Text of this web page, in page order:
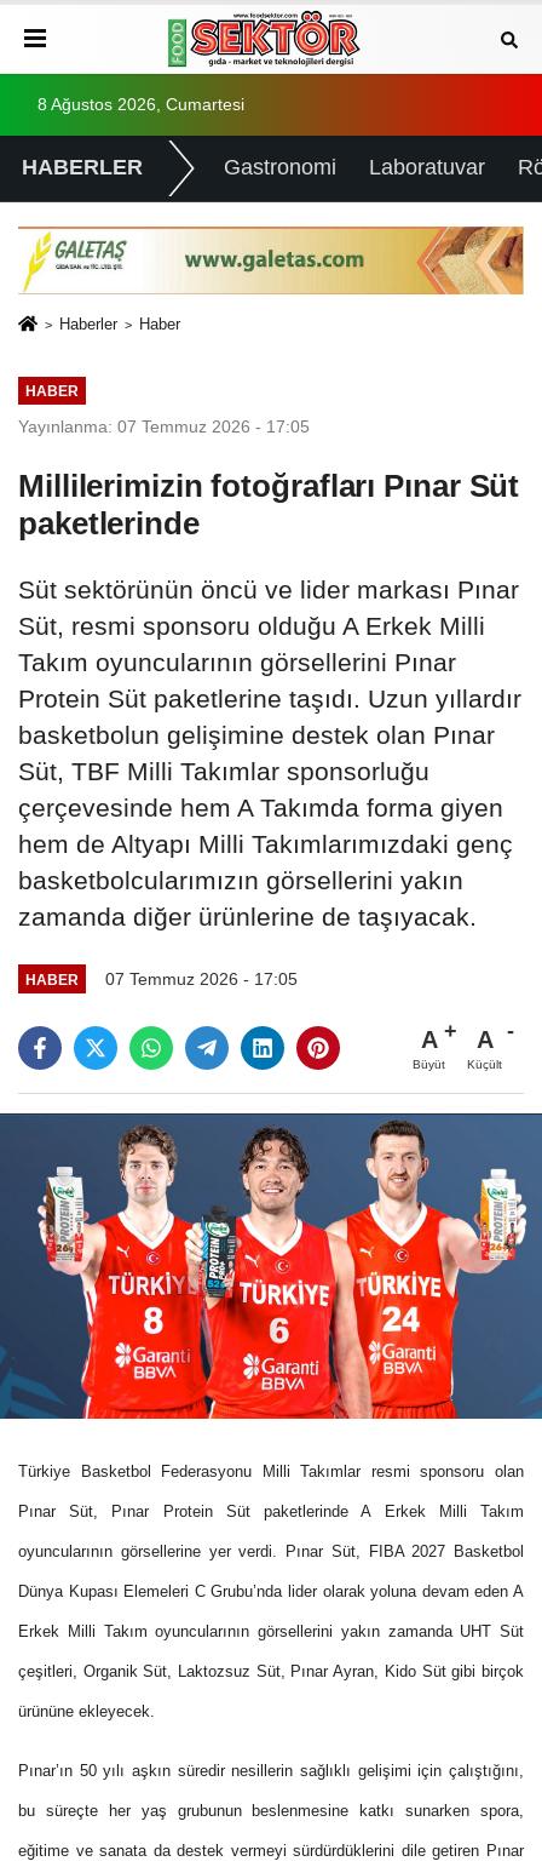
8 Ağustos 2026, Cumartesi
HABERLER Gastronomi Laboratuvar
Haberler Haber
HABER
Yayınlanma: 07 Temmuz 2026 - 17:05
Millilerimizin fotoğrafları Pınar Süt
paketlerinde
Süt sektörünün öncü ve lider markası Pınar
Süt, resmi sponsoru olduğu A Erkek Milli
Takım oyuncularının görsellerini Pınar
Protein Süt paketlerine taşıdı. Uzun yıllardır
basketbolun gelişimine destek olan Pınar
Süt, TBF Milli Takımlar sponsorluğu
çerçevesinde hem A Takımda forma giyen
hem de Altyapı Milli Takımlarımızdaki genç
basketbolcularımızın görsellerini yakın
zamanda diğer ürünlerine de taşıyacak.
HABER 07 Temmuz 2026 - 17:05
A
Büyüt
A
Küçült
Türkiye Basketbol Federasyonu Milli Takımlar resmi sponsoru olan
Pınar Süt, Pınar Protein Süt paketlerinde A Erkek Milli Takım
oyuncularının görsellerine yer verdi. Pınar Süt, FIBA 2027 Basketbol
Dünya Kupası Elemeleri C Grubu’nda lider olarak yoluna devam eden A
Erkek Milli Takım oyuncularının görsellerini yakın zamanda UHT Süt
çeşitleri, Organik Süt, Laktozsuz Süt, Pınar Ayran, Kido Süt gibi birçok
ürününe ekleyecek.
Pınar’ın 50 yılı aşkın süredir nesillerin sağlıklı gelişimi için çalıştığını,
bu süreçte her yaş grubunun beslenmesine katkı sunarken spora,
eğitime ve sanata da destek vermeyi sürdürdüklerini dile getiren Pınar